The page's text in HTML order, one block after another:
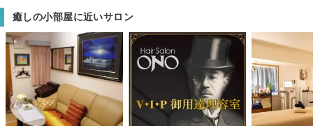
癒しの小部屋に近いサロン